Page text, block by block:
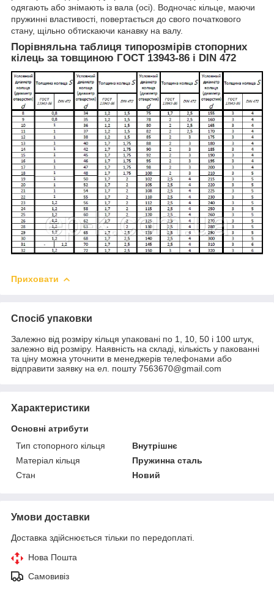
одягають або знімають із вала (осі). Водночас кільце, маючи
пружинні властивості, повертається до свого початкового
стану, щільно обтискаючи канавку на валу.
Порівняльна таблиця типорозмірів стопорних
кілець за товщиною ГОСТ 13943-86 і DIN 472
Приховати
Спосіб упаковки
Залежно від розміру кільця упаковані по 1, 10, 50 і 100 штук,
залежно від розміру. Наявність на складі, кількість у пакованні
та ціну можна уточнити в менеджерів телефонами або
відправити заявку на ел. пошту 7563670@gmail.com
Характеристики
Основні атрибути
Тип стопорного кільця
Внутрішнє
Матеріал кільця
Пружинна сталь
Стан
Новий
Умови доставки
Доставка здійснюється тільки по передоплаті.
Нова Пошта
Самовивіз